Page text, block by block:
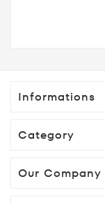
Informations
Category
Our Company